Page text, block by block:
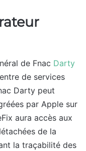
de Fnac Darty
de services
Darty peut
par Apple sur
aura accès aux
de la
la traçabilité des